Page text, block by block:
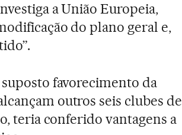
a União Europeia,
do plano geral e,
favorecimento da
outros seis clubes de
teria conferido vantagens a